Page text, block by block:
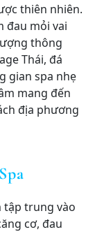
thiên nhiên.
đau mỏi vai
thông
Thái, đá
gian spa nhẹ
mang đến
địa phương
tập trung vào
cơ, đau